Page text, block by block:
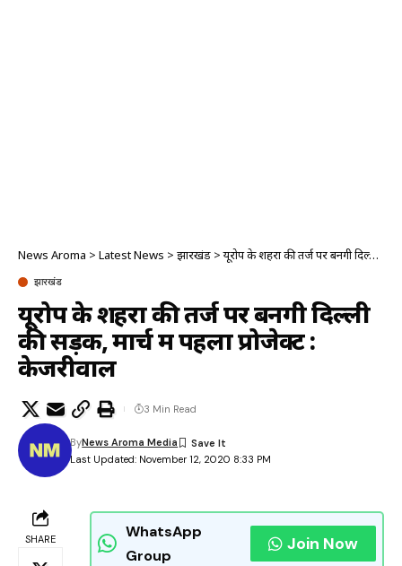
News Aroma > Latest News > झारखंड >यूरोप के शहरों की तर्ज पर बनेंगी दिल्ली की सड़कें, मार्च में पहला प्रोजेक्ट : केजरीवाल
झारखंड
यूरोप के शहरों की तर्ज पर बनेंगी दिल्ली
की सड़कें, मार्च में पहला प्रोजेक्ट :
केजरीवाल
Last Updated: November 12, 2020 8:33 PM
ByNews Aroma Media
3 Min Read
SHARE
WhatsApp
Group
Join Now